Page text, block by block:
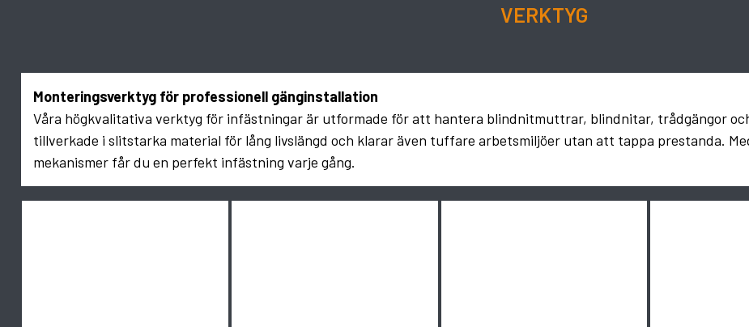
VERKTYG
Monteringsverktyg för professionell gänginstallation
Våra högkvalitativa verktyg för infästningar är utformade för att hantera blindnitmuttrar, blindnitar, trådgängor
tillverkade i slitstarka material för lång livslängd och klarar även tuffare arbetsmiljöer utan att tappa prestanda.
mekanismer får du en perfekt infästning varje gång.